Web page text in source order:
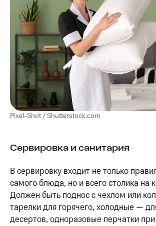
Pixel-Shot / Shutterstock.com
Сервировка и санитария
В сервировку входит не только
самого блюда, но и всего столика на
Должен быть поднос с чехлом или
тарелки для горячего, холодные —
десертов, одноразовые перчатки